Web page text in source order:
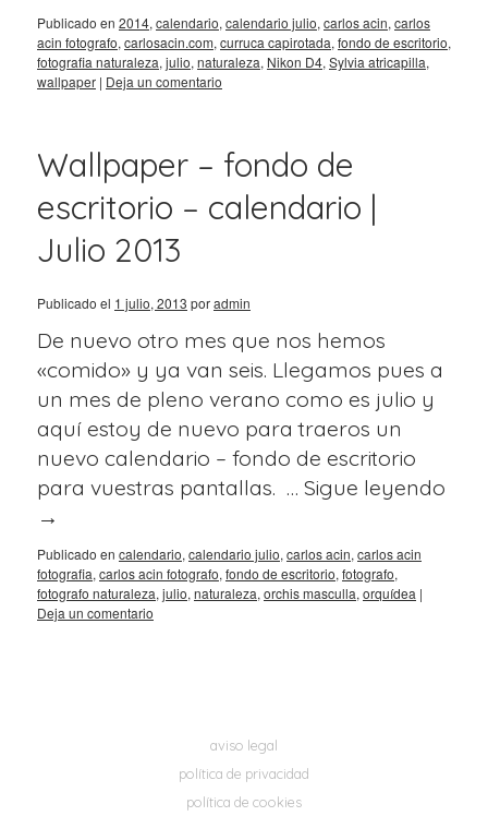
Publicado en 2014, calendario, calendario julio, carlos acin, carlos
acin fotografo, carlosacin.com, curruca capirotada, fondo de escritorio,
fotografia naturaleza, julio, naturaleza, Nikon D4, Sylvia atricapilla,
wallpaper | Deja un comentario
Wallpaper – fondo de
escritorio – calendario |
Julio 2013
Publicado el 1 julio, 2013 poradmin
De nuevo otro mes que nos hemos
«comido» y ya van seis. Llegamos pues a
un mes de pleno verano como es julio y
aquí estoy de nuevo para traeros un
nuevo calendario – fondo de escritorio
para vuestras pantallas. … Sigue leyendo
→
Publicado en calendario, calendario julio, carlos acin, carlos acin
fotografia, carlos acin fotografo, fondo de escritorio, fotografo,
fotografo naturaleza, julio, naturaleza, orchis masculla, orquídea |
Deja un comentario
aviso legal
política de privacidad
política de cookies